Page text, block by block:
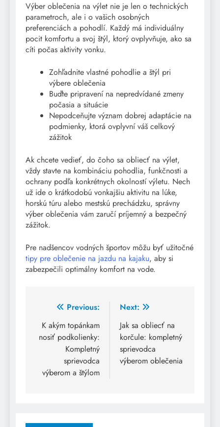
Výber oblečenia na výlet nie je len o technických
parametroch, ale i o vašich osobných
preferenciách a pohodlí. Každý má individuálny
pocit komfortu a svoj štýl, ktorý ovplyvňuje, ako sa
cíti počas aktivity vonku.
Zohľadnite vlastné pohodlie a štýl pri
výbere oblečenia
Buďte pripravení na nepredvídané zmeny
počasia a situácie
Nepodceňujte význam dobrej adaptácie na
podmienky, ktorá ovplyvní váš celkový
zážitok
Ak chcete vedieť, do čoho sa obliecť na výlet,
vždy stavte na kombináciu pohodlia, funkčnosti a
ochrany podľa konkrétnych okolností výletu. Nech
už ide o krátkodobú vonkajšiu aktivitu na lúke,
horskú túru alebo mestskú prechádzku, správny
výber oblečenia vám zaručí príjemný a bezpečný
zážitok.
Pre nadšencov vodných športov môžu byť užitočné
tipy pre oblečenie na jazdu na kajaku, aby si
zabezpečili optimálny komfort na vode.
Post
navigation
Previous:
K akým topánkam
nosiť podkolienky:
Kompletný
sprievodca
výberom a štýlom
Next:
Jak sa obliecť na
korčule: kompletný
sprievodca
výberom oblečenia